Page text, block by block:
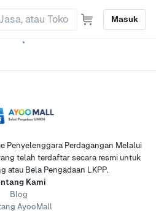
Masuk
Penyelenggara Perdagangan Melalui
telah terdaftar secara resmi untuk
atau Bela Pengadaan LKPP.
Kami
Blog
AyooMall